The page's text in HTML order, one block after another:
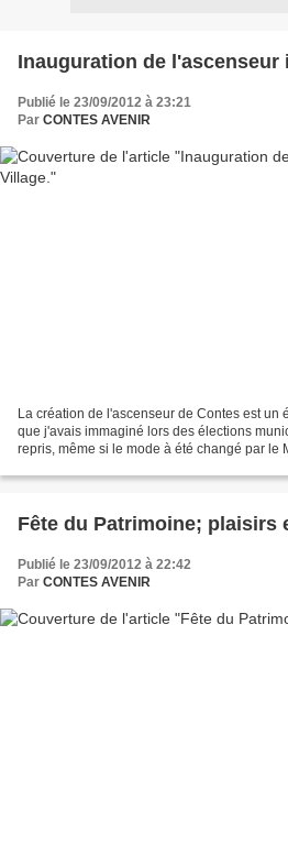
Inauguration de l'ascenseur
Publié le 23/09/2012 à 23:21
Par CONTES AVENIR
La création de l'ascenseur de Contes est un
que j'avais immaginé lors des élections
repris, même si le mode à été changé par le
Fête du Patrimoine; plaisirs
Publié le 23/09/2012 à 22:42
Par CONTES AVENIR